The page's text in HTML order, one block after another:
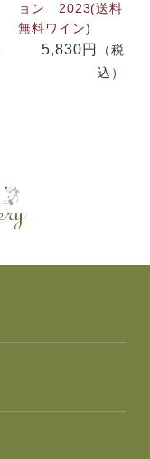
ョン 2023(送料
無料ワイン)
5,830円
（税
込）